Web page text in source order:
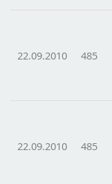
22.09.2010 485
22.09.2010 485